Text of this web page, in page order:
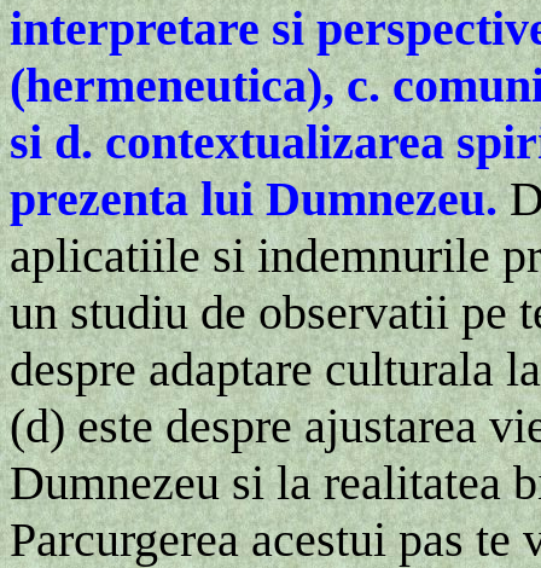
interpretare si
(hermeneutica), c.
si d. contextualizarea
prezenta lui Dumnezeu.
aplicatiile si indemnurile
un studiu de observatii pe
despre adaptare culturala
(d) este despre ajustarea
Dumnezeu si la realitatea
Parcurgerea acestui pas